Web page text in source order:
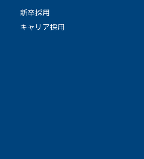
新卒採用
キャリア採用